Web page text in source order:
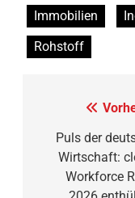
Immobilien
Rohstoff
Puls der
Wirtschaft:
Workforce